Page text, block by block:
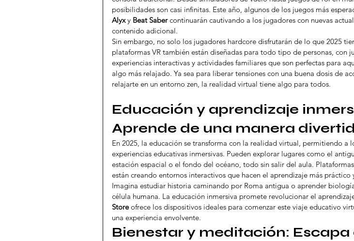
posibilidades son casi infinitas. Este año, algunos de los juegos más
Alyx y Beat Saber continuarán cautivando a los jugadores con nuevas
contenido adicional.
Sin embargo, no solo los jugadores hardcore disfrutarán de lo que 2025
plataformas VR también están diseñadas para todo tipo de personas, con
experiencias interactivas y actividades familiares que son perfectas para
algo más relajado. Ya sea para liberar tensiones con una buena dosis de
relajarte en un entorno zen, la realidad virtual tiene algo para todos.
Educación y aprendizaje
Aprende de una manera
En 2025, la educación se transforma con la realidad virtual, permitiendo a
experiencias educativas inmersivas. Pueden explorar lugares como el
estación espacial o el fondo del océano, todo sin salir del aula.
están creando entornos interactivos que hacen el aprendizaje más práctico
Imagina estudiar historia caminando por Roma antigua o aprender
célula humana. La educación inmersiva promete revolucionar el
Store ofrece los dispositivos ideales para comenzar este viaje educativo
una experiencia envolvente.
Bienestar y meditación: Escapa